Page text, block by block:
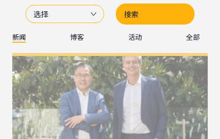
新闻 博客 活动 全部
选择